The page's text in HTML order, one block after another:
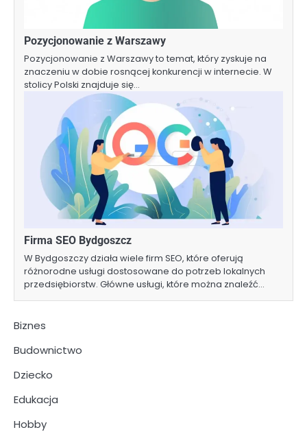
Pozycjonowanie z Warszawy
Pozycjonowanie z Warszawy to temat, który zyskuje na
znaczeniu w dobie rosnącej konkurencji w internecie. W
stolicy Polski znajduje się…
Firma SEO Bydgoszcz
W Bydgoszczy działa wiele firm SEO, które oferują
różnorodne usługi dostosowane do potrzeb lokalnych
przedsiębiorstw. Główne usługi, które można znaleźć…
Biznes
Budownictwo
Dziecko
Edukacja
Hobby